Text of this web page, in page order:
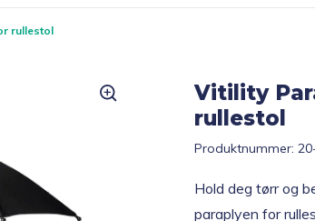
rullestol
Vitility
rullestol
Produktnummer:
Hold deg tørr og
paraplyen for